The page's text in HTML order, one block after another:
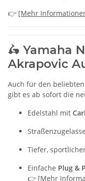
👉 [Mehr
🛵 Yamaha
Akrapovic
Auch für den
gibt es ab sofort die
Edelstahl mit
Tiefer,
Einfache Plug &
👉 [Mehr